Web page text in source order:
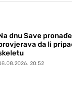
dnu Save
da li
20:52